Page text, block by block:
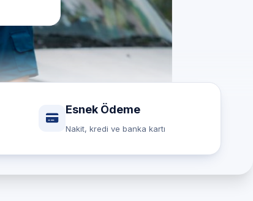
Esnek Ödeme
Nakit, kredi ve banka kartı